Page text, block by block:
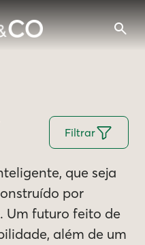
Filtrar
que seja
por
Um futuro feito de
além de um